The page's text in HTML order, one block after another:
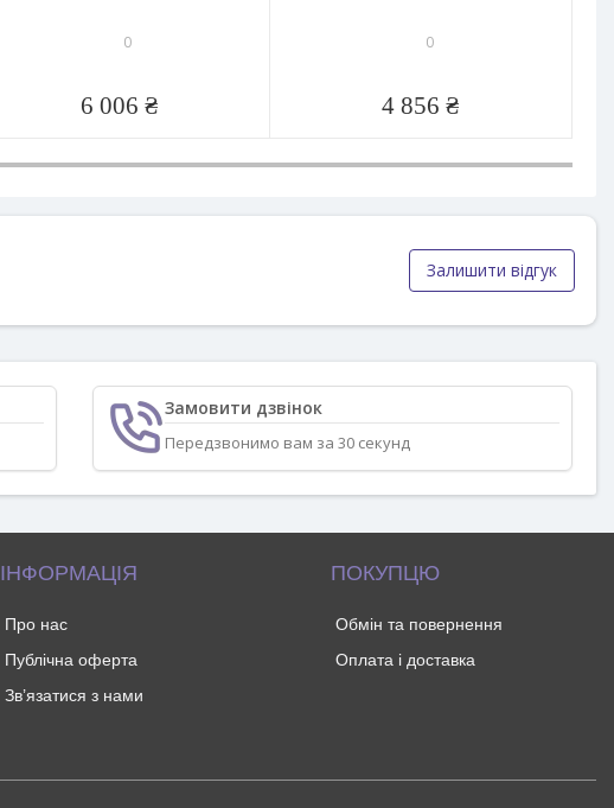
0
6 006 ₴
0
4 856 ₴
Залишити відгук
Замовити дзвінок
Передзвонимо вам за 30 секунд
ІНФОРМАЦІЯ
Про нас
Публічна оферта
Зв’язатися з нами
ПОКУПЦЮ
Обмін та повернення
Оплата і доставка